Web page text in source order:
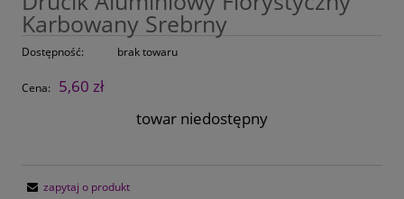
Karbowany Srebrny
Dostępność: brak towaru
Cena:
5,60 zł
towar niedostępny
zapytaj o produkt